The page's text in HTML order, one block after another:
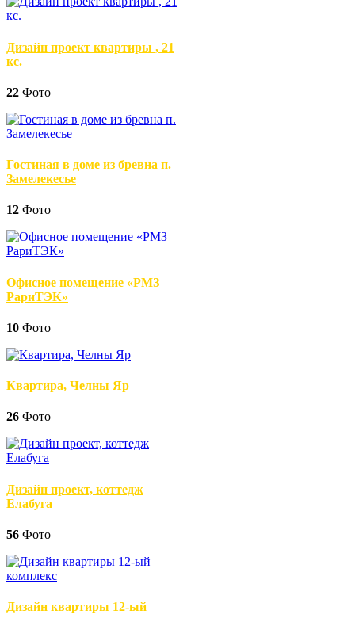
Дизайн проект квартиры , 21
кс.
22 Фото
Гостиная в доме из бревна п.
Замелекесье
12 Фото
Офисное помещение «РМЗ
РариТЭК»
10 Фото
Квартира, Челны Яр
26 Фото
Дизайн проект, коттедж
Елабуга
56 Фото
Дизайн квартиры 12-ый